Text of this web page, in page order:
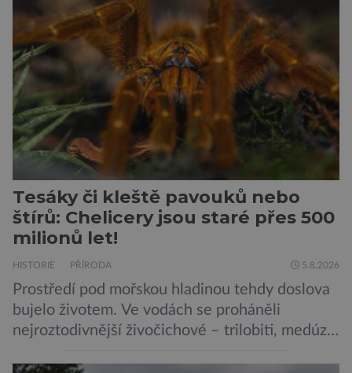
Donald Kendall, generální ředitel společnosti
PepsiCo, který se v květnu roku 1989 stává
admirálem flotily, jež čítá sedmnáct […]
Tesáky či kleště pavouků nebo
štírů: Chelicery jsou staré přes 500
milionů let!
HISTORIE PŘÍRODA 5.8.2026
Prostředí pod mořskou hladinou tehdy doslova
bujelo životem. Ve vodách se proháněli
nejroztodivnější živočichové – trilobiti, medúzy